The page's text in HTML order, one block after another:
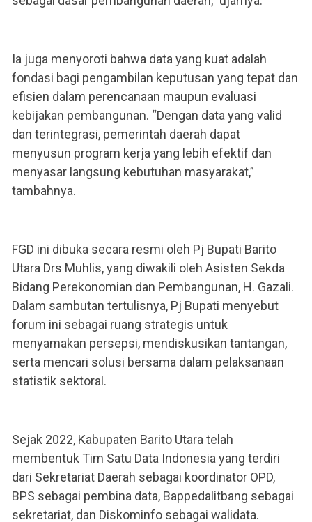
Ia juga menyoroti bahwa data yang kuat adalah
fondasi bagi pengambilan keputusan yang tepat dan
efisien dalam perencanaan maupun evaluasi
kebijakan pembangunan. “Dengan data yang valid
dan terintegrasi, pemerintah daerah dapat
menyusun program kerja yang lebih efektif dan
menyasar langsung kebutuhan masyarakat,”
tambahnya.
FGD ini dibuka secara resmi oleh Pj Bupati Barito
Utara Drs Muhlis, yang diwakili oleh Asisten Sekda
Bidang Perekonomian dan Pembangunan, H. Gazali.
Dalam sambutan tertulisnya, Pj Bupati menyebut
forum ini sebagai ruang strategis untuk
menyamakan persepsi, mendiskusikan tantangan,
serta mencari solusi bersama dalam pelaksanaan
statistik sektoral.
Sejak 2022, Kabupaten Barito Utara telah
membentuk Tim Satu Data Indonesia yang terdiri
dari Sekretariat Daerah sebagai koordinator OPD,
BPS sebagai pembina data, Bappedalitbang sebagai
sekretariat, dan Diskominfo sebagai walidata.